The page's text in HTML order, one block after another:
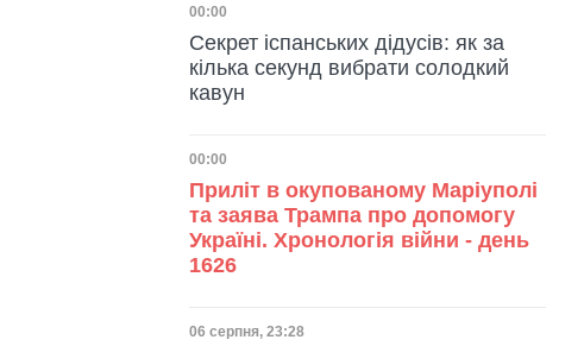
Дата публікації
00:00
Секрет іспанських дідусів: як за
кілька секунд вибрати солодкий
кавун
Дата публікації
00:00
Приліт в окупованому Маріуполі
та заява Трампа про допомогу
Україні. Хронологія війни - день
1626
Дата публікації
06 серпня, 23:28